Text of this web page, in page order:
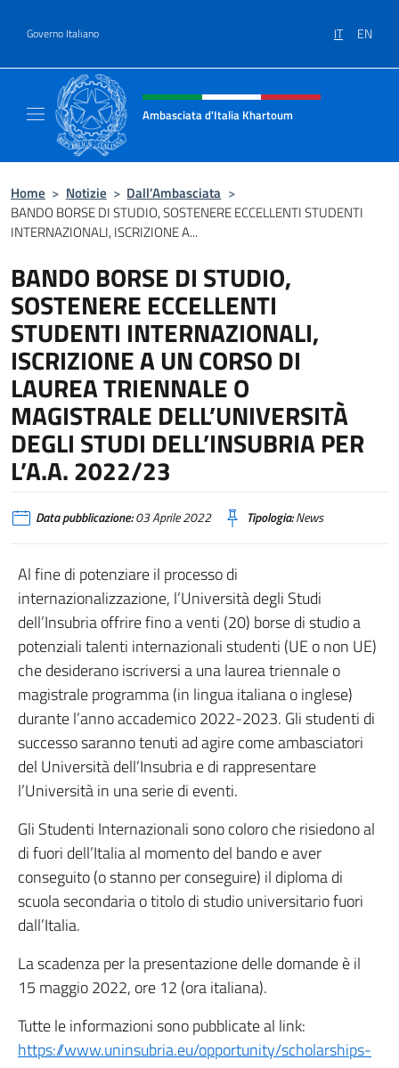
Governo Italiano IT EN
Intestazione sito, social e menù
Ambasciata d'Italia Khartoum
Home > Notizie > Dall’Ambasciata >
BANDO BORSE DI STUDIO, SOSTENERE ECCELLENTI STUDENTI
INTERNAZIONALI, ISCRIZIONE A...
BANDO BORSE DI STUDIO,
SOSTENERE ECCELLENTI
STUDENTI INTERNAZIONALI,
ISCRIZIONE A UN CORSO DI
LAUREA TRIENNALE O
MAGISTRALE DELL’UNIVERSITÀ
DEGLI STUDI DELL’INSUBRIA PER
L’A.A. 2022/23
Data pubblicazione:03 Aprile 2022 Tipologia:News
Al fine di potenziare il processo di
internazionalizzazione, l’Università degli Studi
dell’Insubria offrire fino a venti (20) borse di studio a
potenziali talenti internazionali studenti (UE o non UE)
che desiderano iscriversi a una laurea triennale o
magistrale programma (in lingua italiana o inglese)
durante l’anno accademico 2022-2023. Gli studenti di
successo saranno tenuti ad agire come ambasciatori
del Università dell’Insubria e di rappresentare
l’Università in una serie di eventi.
Gli Studenti Internazionali sono coloro che risiedono al
di fuori dell’Italia al momento del bando e aver
conseguito (o stanno per conseguire) il diploma di
scuola secondaria o titolo di studio universitario fuori
dall’Italia.
La scadenza per la presentazione delle domande è il
15 maggio 2022, ore 12 (ora italiana).
Tutte le informazioni sono pubblicate al link:
https://www.uninsubria.eu/opportunity/scholarships-